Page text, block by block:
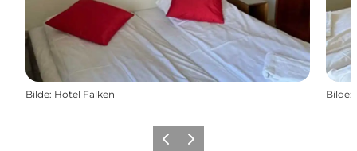
Bilde: Hotel Falken Bilde:
ForrigeNeste